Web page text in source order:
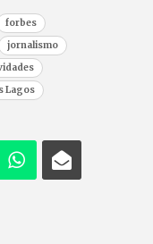
forbes
jornalismo
Lagos